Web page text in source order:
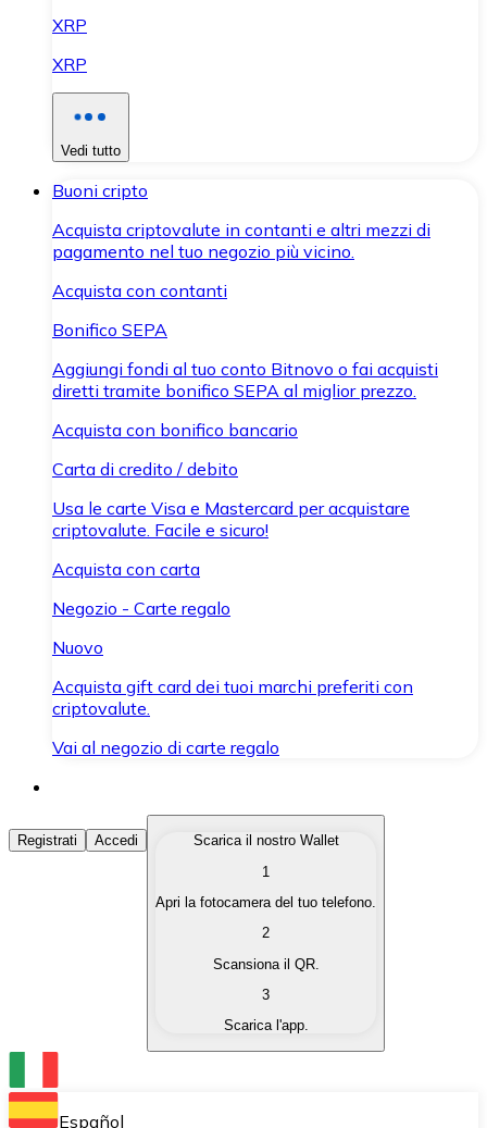
XRP
XRP
Vedi tutto
Buoni cripto
Acquista criptovalute in contanti e altri mezzi di
pagamento nel tuo negozio più vicino.
Acquista con contanti
Bonifico SEPA
Aggiungi fondi al tuo conto Bitnovo o fai acquisti
diretti tramite bonifico SEPA al miglior prezzo.
Acquista con bonifico bancario
Carta di credito / debito
Usa le carte Visa e Mastercard per acquistare
criptovalute. Facile e sicuro!
Acquista con carta
Negozio - Carte regalo
Nuovo
Acquista gift card dei tuoi marchi preferiti con
criptovalute.
Vai al negozio di carte regalo
Acquista Criptovalute
Acquista le criptovalute che ti interessano in modo
Converti le tue criptovalute in valuta fiat quando ne
Scambia una criptovaluta con un'altra
Conserva le tue cripto in un Wallet self-custodial.
Registrati Accedi
Scarica il nostro Wallet
1
Apri la fotocamera del tuo telefono.
2
Scansiona il QR.
3
Scarica l'app.
Español